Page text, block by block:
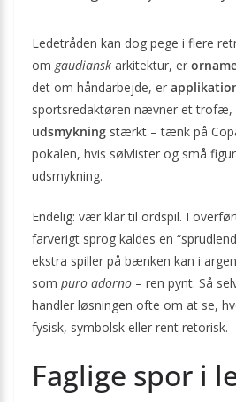
Ledetråden kan dog pege i flere
om gaudiansk arkitektur, er
det om håndarbejde, er
sportsredaktøren nævner et trofæ,
udsmykning stærkt – tænk på
pokalen, hvis sølvlister og små
udsmykning.
Endelig: vær klar til ordspil. I
farverigt sprog kaldes en
ekstra spiller på bænken kan i
som puro adorno – ren pynt. Så
handler løsningen ofte om at se,
fysisk, ­symbolsk eller rent retorisk.
Faglige spor i